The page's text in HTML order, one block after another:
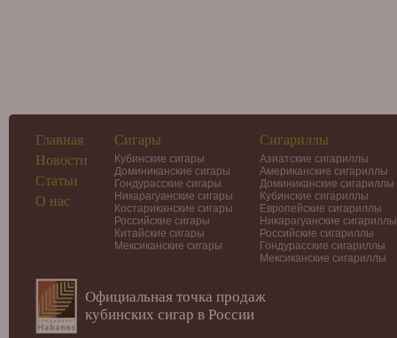
Главная
Новости
Статьи
О нас
Сигары
Кубинские сигары
Доминиканские сигары
Гондурасские сигары
Никарагуанские сигары
Костариканские сигары
Российские сигары
Китайские сигары
Мексиканские сигары
Сигариллы
Азиатские сигариллы
Американские сигариллы
Доминиканские сигариллы
Кубинские сигариллы
Европейские сигариллы
Никарагуанские сигариллы
Российские сигариллы
Гондурасские сигариллы
Мексиканские сигариллы
Официальная точка продаж
кубинских сигар в России